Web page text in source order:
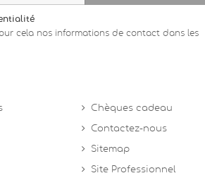
cela nos informations de contact dans les
Chèques cadeau
Contactez-nous
Sitemap
Site Professionnel